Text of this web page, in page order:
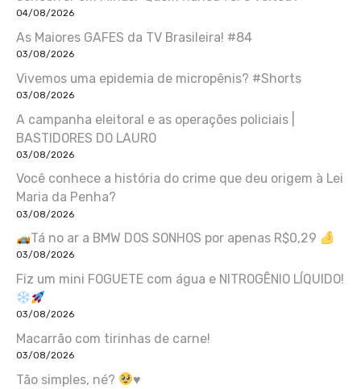
04/08/2026
As Maiores GAFES da TV Brasileira! #84
03/08/2026
Vivemos uma epidemia de micropênis? #Shorts
03/08/2026
A campanha eleitoral e as operações policiais |
BASTIDORES DO LAURO
03/08/2026
Você conhece a história do crime que deu origem à Lei
Maria da Penha?
03/08/2026
Tá no ar a BMW DOS SONHOS por apenas R$0,29
03/08/2026
Fiz um mini FOGUETE com água e NITROGÊNIO LÍQUIDO!
03/08/2026
Macarrão com tirinhas de carne!
03/08/2026
Tão simples, né? ♥️